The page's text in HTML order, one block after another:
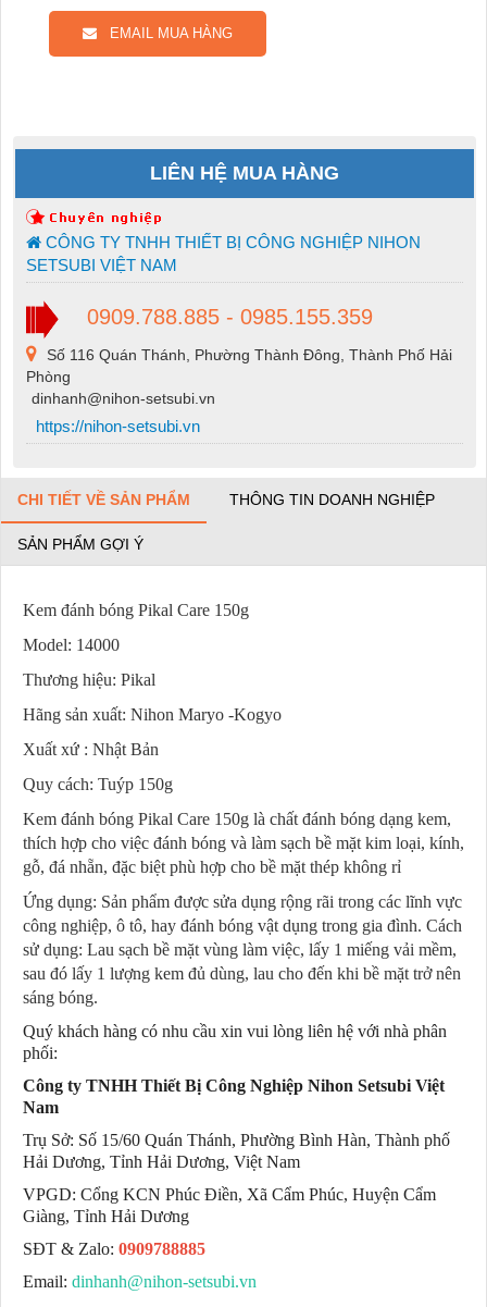
EMAIL MUA HÀNG
LIÊN HỆ MUA HÀNG
CÔNG TY TNHH THIẾT BỊ CÔNG NGHIỆP NIHON
SETSUBI VIỆT NAM
0909.788.885 - 0985.155.359
Số 116 Quán Thánh, Phường Thành Đông, Thành Phố Hải
Phòng
dinhanh@nihon-setsubi.vn
https://nihon-setsubi.vn
CHI TIẾT VỀ SẢN PHẨM THÔNG TIN DOANH NGHIỆP
SẢN PHẨM GỢI Ý
Kem đánh bóng Pikal Care 150g
Model: 14000
Thương hiệu: Pikal
Hãng sản xuất: Nihon Maryo -Kogyo
Xuất xứ : Nhật Bản
Quy cách: Tuýp 150g
Kem đánh bóng Pikal Care 150g là chất đánh bóng dạng kem,
thích hợp cho việc đánh bóng và làm sạch bề mặt kim loại, kính,
gỗ, đá nhẵn, đặc biệt phù hợp cho bề mặt thép không rỉ
Ứng dụng: Sản phẩm được sửa dụng rộng rãi trong các lĩnh vực
công nghiệp, ô tô, hay đánh bóng vật dụng trong gia đình. Cách
sử dụng: Lau sạch bề mặt vùng làm việc, lấy 1 miếng vải mềm,
sau đó lấy 1 lượng kem đủ dùng, lau cho đến khi bề mặt trở nên
sáng bóng.
Quý khách hàng có nhu cầu xin vui lòng liên hệ với nhà phân
phối:
Công ty TNHH Thiết Bị Công Nghiệp Nihon Setsubi Việt
Nam
Trụ Sở: Số 15/60 Quán Thánh, Phường Bình Hàn, Thành phố
Hải Dương, Tỉnh Hải Dương, Việt Nam
VPGD: Cổng KCN Phúc Điền, Xã Cẩm Phúc, Huyện Cẩm
Giàng, Tỉnh Hải Dương
SĐT & Zalo: 0909788885
Email: dinhanh@nihon-setsubi.vn